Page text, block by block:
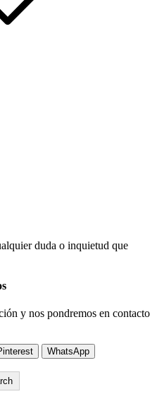
duda o inquietud que
y nos pondremos en contacto
WhatsApp